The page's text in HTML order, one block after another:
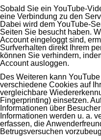
Sobald Sie ein YouTube-
eine Verbindung zu den
Dabei wird dem YouTube-
Seiten Sie besucht haben.
Account eingeloggt sind,
Surfverhalten direkt Ihrem
können Sie verhindern,
Account ausloggen.
Des Weiteren kann
verschiedene Cookies auf
vergleichbare
Fingerprinting) einsetzen.
Informationen über
Informationen werden u. a.
erfassen, die
Betrugsversuchen